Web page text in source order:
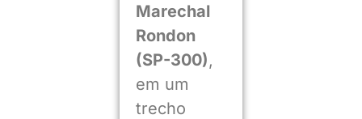
Marechal
Rondon
(SP-300),
em um
trecho